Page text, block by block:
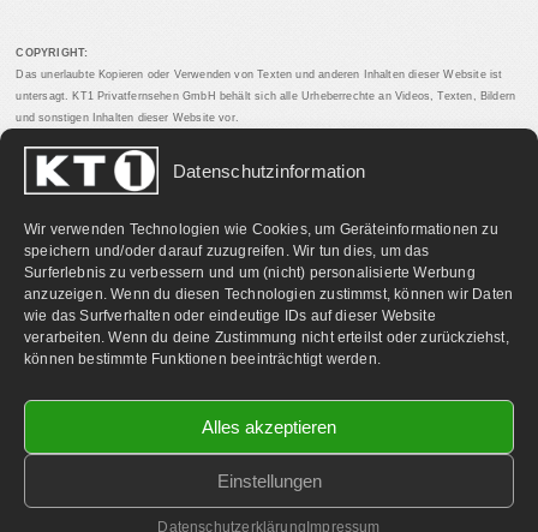
Datenschutzinformation
Wir verwenden Technologien wie Cookies, um Geräteinformationen zu
speichern und/oder darauf zuzugreifen. Wir tun dies, um das
Surferlebnis zu verbessern und um (nicht) personalisierte Werbung
anzuzeigen. Wenn du diesen Technologien zustimmst, können wir Daten
wie das Surfverhalten oder eindeutige IDs auf dieser Website
verarbeiten. Wenn du deine Zustimmung nicht erteilst oder zurückziehst,
können bestimmte Funktionen beeinträchtigt werden.
Alles akzeptieren
Einstellungen
Datenschutzerklärung Impressum
COPYRIGHT:
Das unerlaubte Kopieren oder Verwenden von Texten und anderen Inhalten dieser Website ist
untersagt. KT1 Privatfernsehen GmbH behält sich alle Urheberrechte an Videos, Texten, Bildern
und sonstigen Inhalten dieser Website vor.
PARTNERLINKS:
2026 KT1 Privatfernsehen - Alle Rechte vorbehalten.
Homepage & Webbetreuung DF-Media.at